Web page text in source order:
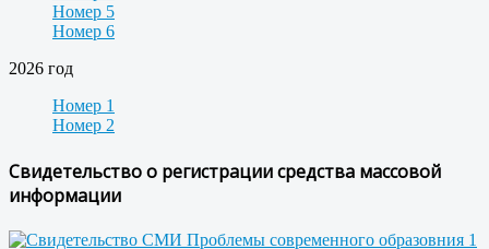
Номер 5
Номер 6
2026 год
Номер 1
Номер 2
Свидетельство о регистрации средства массовой
информации